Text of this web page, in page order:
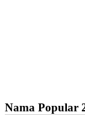
Nama Popular